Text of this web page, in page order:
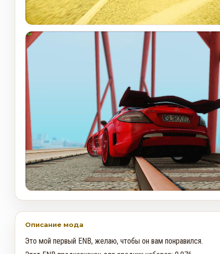
Описание мода
Это мой первый ENB, желаю, чтобы он вам понравился.